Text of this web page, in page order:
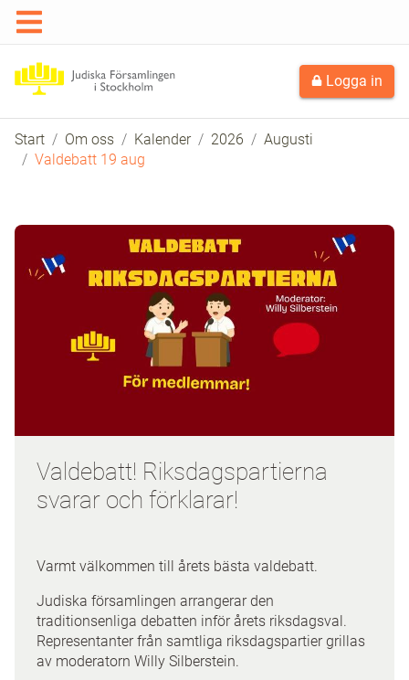
Logga in
Start Om oss Kalender 2026
Augusti
Valdebatt 19 aug
Valdebatt! Riksdagspartierna
svarar och förklarar!
Varmt välkommen till årets bästa valdebatt.
Judiska församlingen arrangerar den
traditionsenliga debatten inför årets riksdagsval.
Representanter från samtliga riksdagspartier grillas
av moderatorn Willy Silberstein.